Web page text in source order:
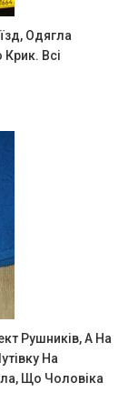
Одягла
Всі
Рушників, А На
На
Що Чоловіка